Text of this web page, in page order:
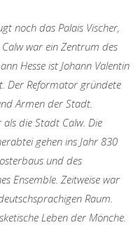
noch das Palais Vischer,
war ein Zentrum des
Hesse ist Johann Valentin
Der Reformator gründete
Armen der Stadt.
die Stadt Calw. Die
gehen ins Jahr 830
und des
Ensemble. Zeitweise war
Raum.
Leben der Mönche.